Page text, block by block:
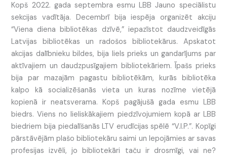
Kopš 2022. gada septembra esmu LBB Jauno speciālistu
sekcijas vadītāja. Decembrī bija iespēja organizēt akciju
“Viena diena bibliotēkas dzīvē,” iepazīstot daudzveidīgās
Latvijas bibliotēkas un radošos bibliotekārus. Apskatot
akcijas dalībnieku bildes, bija liels prieks un gandarījums par
aktīvajiem un daudzpusīgajiem bibliotekāriem. Īpašs prieks
bija par mazajām pagastu bibliotēkām, kurās bibliotēka
kalpo kā socializēšanās vieta un kuras nozīme vietējā
kopienā ir neatsverama. Kopš pagājušā gada esmu LBB
biedrs. Viens no lieliskākajiem piedzīvojumiem kopā ar LBB
biedriem bija piedalīšanās LTV erudīcijas spēlē “V.I.P.”. Kopīgi
pārstāvējām plašo bibliotekāru saimi un lepojāmies ar savas
profesijas izvēli, jo bibliotekāri taču ir drosmīgi, vai ne?